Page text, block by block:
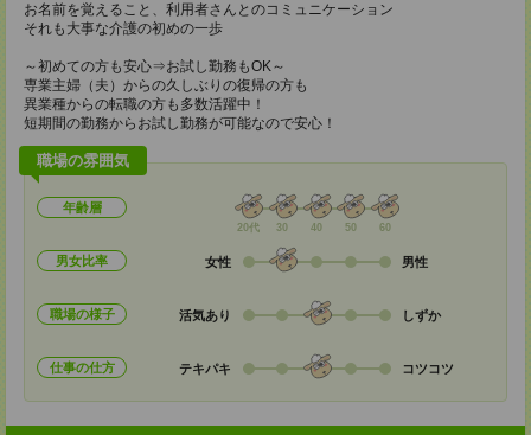
お名前を覚えること、利用者さんとのコミュニケーション
それも大事な介護の初めの一歩
～初めての方も安心⇒お試し勤務もOK～
専業主婦（夫）からの久しぶりの復帰の方も
異業種からの転職の方も多数活躍中！
短期間の勤務からお試し勤務が可能なので安心！
職場の雰囲気
年齢層
20代 30 40 50 60
男女比率 女性 男性
職場の様子 活気あり しずか
仕事の仕方 テキパキ コツコツ